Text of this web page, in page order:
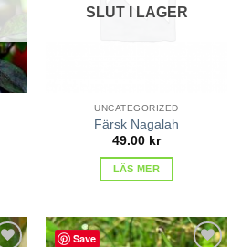
SLUT I LAGER
UNCATEGORIZED
Färsk Nagalah
49.00 kr
LÄS MER
Save